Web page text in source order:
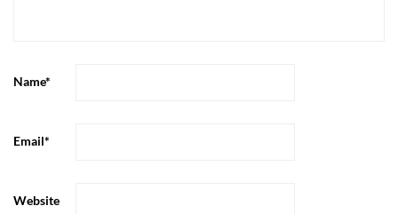
Name*
Email*
Website